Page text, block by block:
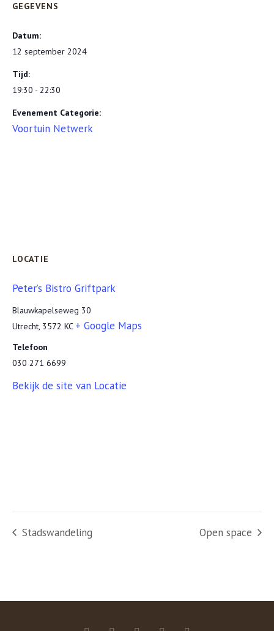
GEGEVENS
Datum:
12 september 2024
Tijd:
19:30 - 22:30
Evenement Categorie:
Voortuin Netwerk
LOCATIE
Peter’s Bistro Griftpark
Blauwkapelseweg 30
Utrecht 3572 KC + Google Maps
Telefoon
030 271 6699
Bekijk de site van Locatie
Stadswandeling Open space